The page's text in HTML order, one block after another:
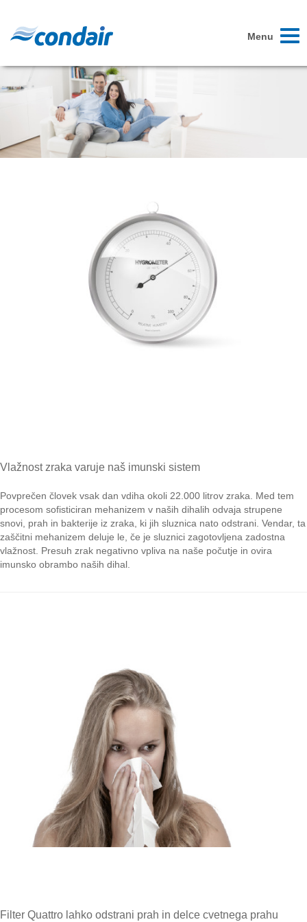
Menu
Vlažnost zraka varuje naš imunski sistem
Povprečen človek vsak dan vdiha okoli 22.000 litrov zraka. Med tem
procesom sofisticiran mehanizem v naših dihalih odvaja strupene
snovi, prah in bakterije iz zraka, ki jih sluznica nato odstrani. Vendar, ta
zaščitni mehanizem deluje le, če je sluznici zagotovljena zadostna
vlažnost. Presuh zrak negativno vpliva na naše počutje in ovira
imunsko obrambo naših dihal.
Filter Quattro lahko odstrani prah in delce cvetnega prahu